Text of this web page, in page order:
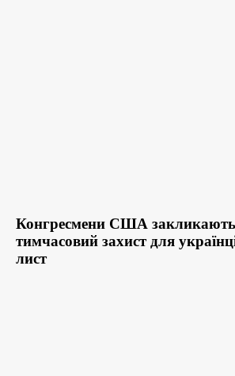
Конгресмени США
тимчасовий захист для
лист